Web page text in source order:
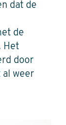
dat de
de
Het
door
al weer